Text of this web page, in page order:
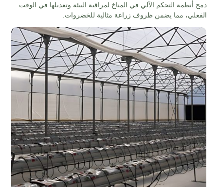
أنظمة التحكم الآلي في المناخ لمراقبة البيئة وتعديلها في الوقت
مما يضمن ظروف زراعة مثالية للخضروات.